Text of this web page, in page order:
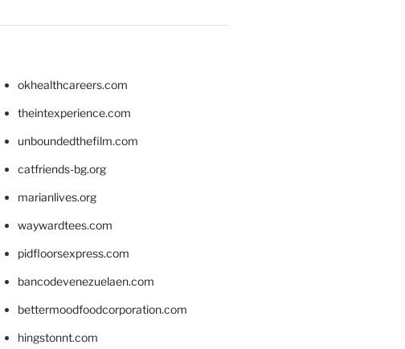
okhealthcareers.com
theintexperience.com
unboundedthefilm.com
catfriends-bg.org
marianlives.org
waywardtees.com
pidfloorsexpress.com
bancodevenezuelaen.com
bettermoodfoodcorporation.com
hingstonnt.com